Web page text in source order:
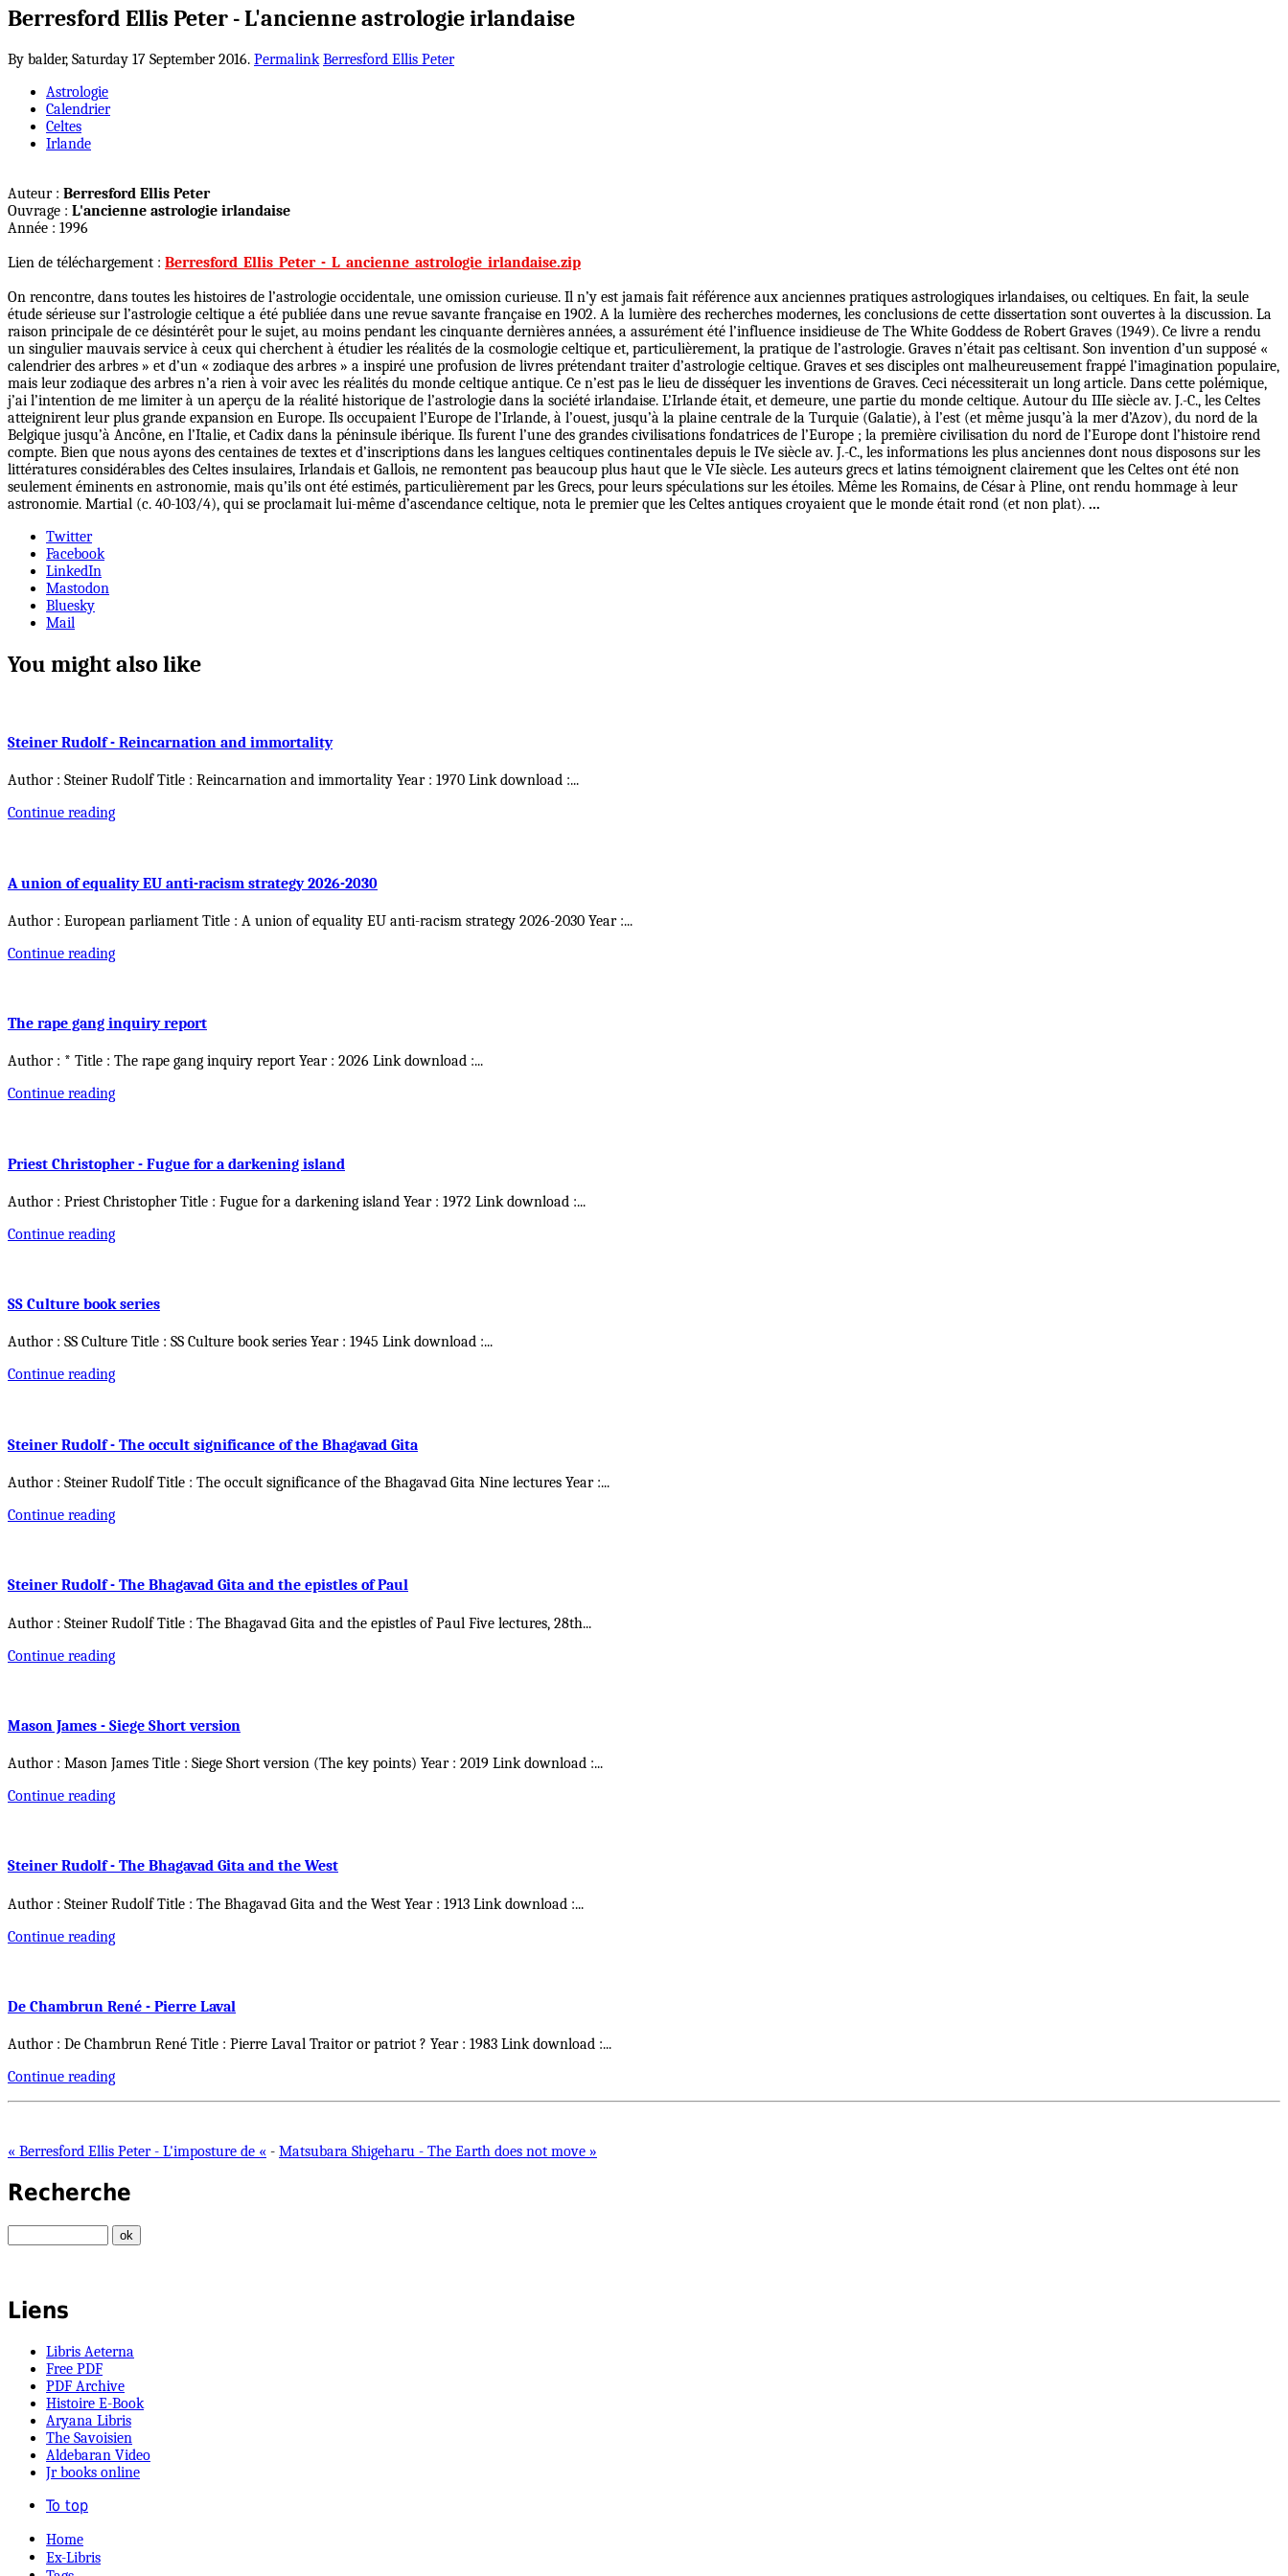
Berresford Ellis Peter - L'ancienne astrologie irlandaise
By balder, Saturday 17 September 2016. Permalink Berresford Ellis Peter
Astrologie
Calendrier
Celtes
Irlande
Auteur : Berresford Ellis Peter
Ouvrage : L'ancienne astrologie irlandaise
Année : 1996
Lien de téléchargement : Berresford_Ellis_Peter_-_L_ancienne_astrologie_irlandaise.zip
On rencontre, dans toutes les histoires de l’astrologie occidentale, une omission curieuse. Il n’y est jamais fait référence aux anciennes pratiques astrologiques irlandaises, ou celtiques. En fait, la seule
étude sérieuse sur l’astrologie celtique a été publiée dans une revue savante française en 1902. A la lumière des recherches modernes, les conclusions de cette dissertation sont ouvertes à la discussion. La
raison principale de ce désintérêt pour le sujet, au moins pendant les cinquante dernières années, a assurément été l’influence insidieuse de The White Goddess de Robert Graves (1949). Ce livre a rendu
un singulier mauvais service à ceux qui cherchent à étudier les réalités de la cosmologie celtique et, particulièrement, la pratique de l’astrologie. Graves n’était pas celtisant. Son invention d’un supposé «
calendrier des arbres » et d’un « zodiaque des arbres » a inspiré une profusion de livres prétendant traiter d’astrologie celtique. Graves et ses disciples ont malheureusement frappé l’imagination populaire,
mais leur zodiaque des arbres n’a rien à voir avec les réalités du monde celtique antique. Ce n’est pas le lieu de disséquer les inventions de Graves. Ceci nécessiterait un long article. Dans cette polémique,
j’ai l’intention de me limiter à un aperçu de la réalité historique de l’astrologie dans la société irlandaise. L’Irlande était, et demeure, une partie du monde celtique. Autour du IIIe siècle av. J.-C., les Celtes
atteignirent leur plus grande expansion en Europe. Ils occupaient l’Europe de l’Irlande, à l’ouest, jusqu’à la plaine centrale de la Turquie (Galatie), à l’est (et même jusqu’à la mer d’Azov), du nord de la
Belgique jusqu’à Ancône, en l’Italie, et Cadix dans la péninsule ibérique. Ils furent l’une des grandes civilisations fondatrices de l’Europe ; la première civilisation du nord de l’Europe dont l’histoire rend
compte. Bien que nous ayons des centaines de textes et d’inscriptions dans les langues celtiques continentales depuis le IVe siècle av. J.-C., les informations les plus anciennes dont nous disposons sur les
littératures considérables des Celtes insulaires, Irlandais et Gallois, ne remontent pas beaucoup plus haut que le VIe siècle. Les auteurs grecs et latins témoignent clairement que les Celtes ont été non
seulement éminents en astronomie, mais qu’ils ont été estimés, particulièrement par les Grecs, pour leurs spéculations sur les étoiles. Même les Romains, de César à Pline, ont rendu hommage à leur
astronomie. Martial (c. 40-103/4), qui se proclamait lui-même d’ascendance celtique, nota le premier que les Celtes antiques croyaient que le monde était rond (et non plat). ...
Twitter
Facebook
LinkedIn
Mastodon
Bluesky
Mail
You might also like
Steiner Rudolf - Reincarnation and immortality
Author : Steiner Rudolf Title : Reincarnation and immortality Year : 1970 Link download :...
Continue reading
A union of equality EU anti-racism strategy 2026-2030
Author : European parliament Title : A union of equality EU anti-racism strategy 2026-2030 Year :...
Continue reading
The rape gang inquiry report
Author : * Title : The rape gang inquiry report Year : 2026 Link download :...
Continue reading
Priest Christopher - Fugue for a darkening island
Author : Priest Christopher Title : Fugue for a darkening island Year : 1972 Link download :...
Continue reading
SS Culture book series
Author : SS Culture Title : SS Culture book series Year : 1945 Link download :...
Continue reading
Steiner Rudolf - The occult significance of the Bhagavad Gita
Author : Steiner Rudolf Title : The occult significance of the Bhagavad Gita Nine lectures Year :...
Continue reading
Steiner Rudolf - The Bhagavad Gita and the epistles of Paul
Author : Steiner Rudolf Title : The Bhagavad Gita and the epistles of Paul Five lectures, 28th...
Continue reading
Mason James - Siege Short version
Author : Mason James Title : Siege Short version (The key points) Year : 2019 Link download :...
Continue reading
Steiner Rudolf - The Bhagavad Gita and the West
Author : Steiner Rudolf Title : The Bhagavad Gita and the West Year : 1913 Link download :...
Continue reading
De Chambrun René - Pierre Laval
Author : De Chambrun René Title : Pierre Laval Traitor or patriot ? Year : 1983 Link download :...
Continue reading
« Berresford Ellis Peter - L'imposture de « - Matsubara Shigeharu - The Earth does not move »
Recherche
Liens
Libris Aeterna
Free PDF
PDF Archive
Histoire E-Book
Aryana Libris
The Savoisien
Aldebaran Video
Jr books online
To top
Home
Ex-Libris